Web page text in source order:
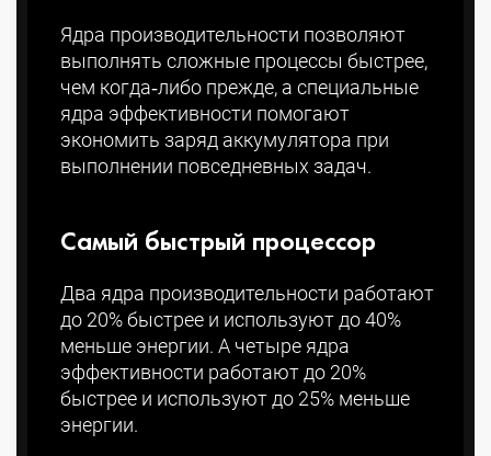
Ядра производитель­ности позволяют
выполнять сложные процессы быстрее,
чем когда‑либо прежде, а специальные
ядра эффективности помогают
экономить заряд аккумулятора при
выполнении повседневных задач.
Самый быстрый процессор
Два ядра производитель­ности работают
до 20% быстрее и используют до 40%
меньше энергии. А четыре ядра
эффективности работают до 20%
быстрее и используют до 25% меньше
энергии.